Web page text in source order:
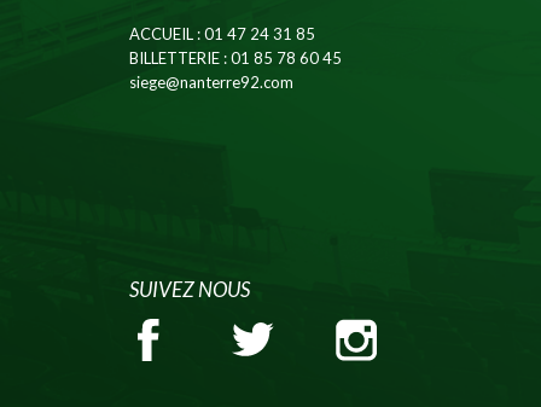
ACCUEIL: 01 47 24 31 85
BILLETTERIE: 01 85 78 60 45
siege@nanterre92.com
SUIVEZ NOUS